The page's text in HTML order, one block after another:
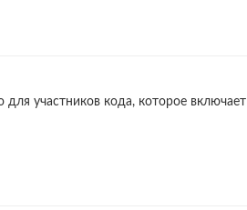
участников кода, которое включает